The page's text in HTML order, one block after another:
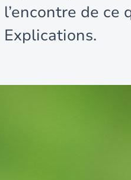
l’encontre de
Explications.